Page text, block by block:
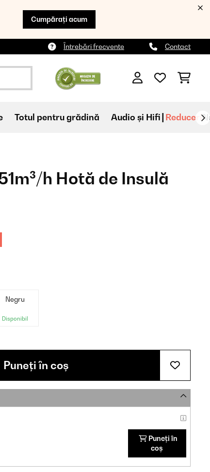
Cumpărați acum
Întrebări frecvente Contact
Totul pentru grădină Audio și Hifi Reduceri
h Hotă de Insulă
Negru
Disponibil
Puneți în coș
Puneți în
coș